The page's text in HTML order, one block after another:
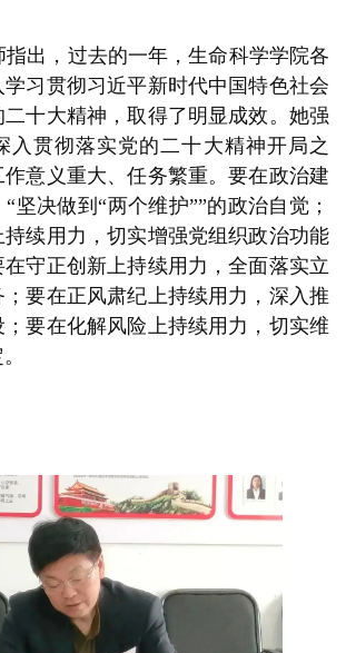
指出，过去的一年，生命科学学院各
习贯彻习近平新时代中国特色社会
十大精神，取得了明显成效。她强
入贯彻落实党的二十大精神开局之
意义重大、任务繁重。要在政治建
“坚决做到“两个维护””的政治自觉；
续用力，切实增强党组织政治功能
守正创新上持续用力，全面落实立
要在正风肃纪上持续用力，深入推
要在化解风险上持续用力，切实维